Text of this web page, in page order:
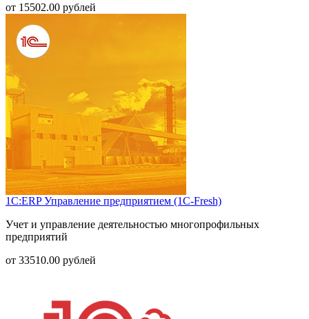
от 15502.00 рублей
1С:ERP Управление предприятием (1С-Fresh)
Учет и управление деятельностью многопрофильных
предприятий
от 33510.00 рублей